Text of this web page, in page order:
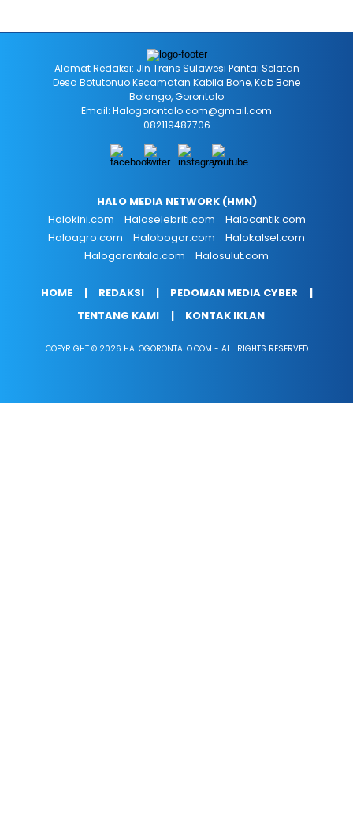
Email: Halogorontalo.com@gmail.com
082119487706
HALO MEDIA NETWORK (HMN)
Halokini.com
Haloselebriti.com
Haloagro.com
Halobogor.com
Halokalsel.com
HOME REDAKSI
PEDOMAN MEDIA CYBER
TENTANG KAMI
KONTAK IKLAN
COPYRIGHT © 2026 HALOGORONTALO.COM - ALL RIGHTS RESERVED